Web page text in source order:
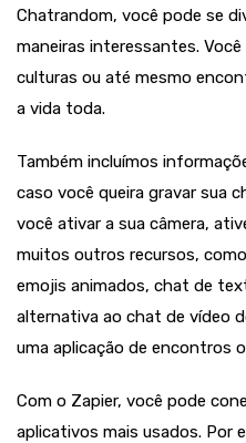
Chatrandom, você pode se
maneiras interessantes.
culturas ou até mesmo
a vida toda.
Também incluímos
caso você queira gravar sua
você ativar a sua câmera,
muitos outros recursos,
emojis animados, chat de
alternativa ao chat de vídeo
uma aplicação de encontros
Com o Zapier, você pode
aplicativos mais usados. Por